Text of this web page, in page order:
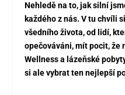
Nehledě na to, jak silní
každého z nás. V tu chvíli
všedního života, od lidí,
opečováváni, mít pocit, že
Wellness a lázeňské
si ale vybrat ten nejlepší